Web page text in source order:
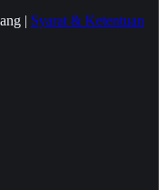
| Syarat & Ketentuan